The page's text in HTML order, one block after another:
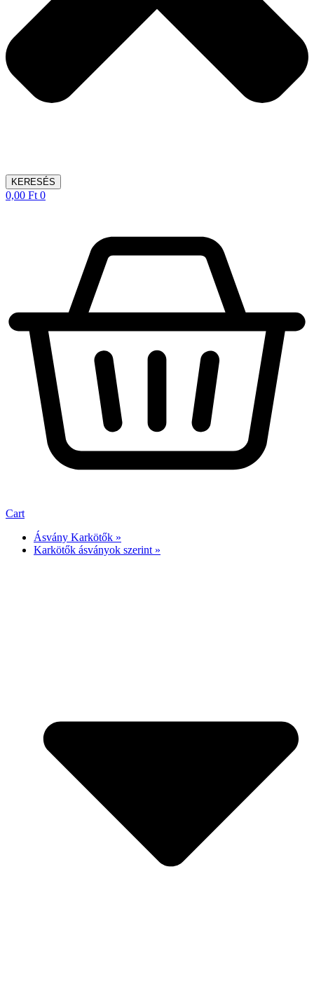
KERESÉS
0,00 Ft 0
Cart
Ásvány Karkötők »
Karkötők ásványok szerint »